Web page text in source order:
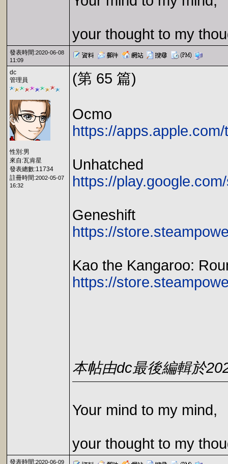
your thought to my
發表時間:2020-06-08
11:09
dc
管理員
性別:男
來自:瓦肯星
發表總數:11734
註冊時間:2002-05-07
16:32
(第 65 篇)
Ocmo
https://
Unhatched
https://
Geneshift
https://
Kao the Kangaroo:
https://
本帖由dc最後編輯於
Your mind to my mind,
your thought to my
發表時間:2020-06-09